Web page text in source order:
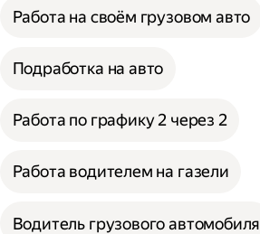
Работа на своём грузовом авто
Подработка на авто
Работа по графику 2 через 2
Работа водителем на газели
Водитель грузового автомобиля